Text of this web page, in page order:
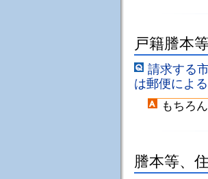
戸籍謄本
請求する
は郵便によ
もちろ
謄本等、